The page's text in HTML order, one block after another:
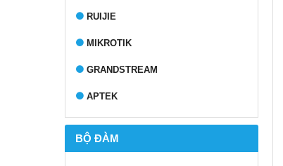
RUIJIE
MIKROTIK
GRANDSTREAM
APTEK
BỘ ĐÀM